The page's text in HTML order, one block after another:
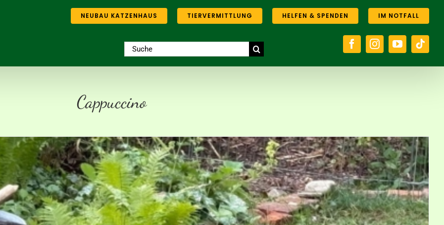
NEUBAU KATZENHAUS TIERVERMITTLUNG HELFEN & SPENDEN IM NOTFALL
Suche
nach:
Cappuccino